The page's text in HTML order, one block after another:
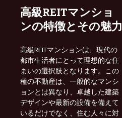
高級REITマンショ
ンの特徴とその魅力
高級REITマンションは、現代の
都市生活者にとって理想的な住
まいの選択肢となります。この
種の不動産は、一般的なマンシ
ョンとは異なり、卓越した建築
デザインや最新の設備を備えて
いるだけでなく、住む人々に対